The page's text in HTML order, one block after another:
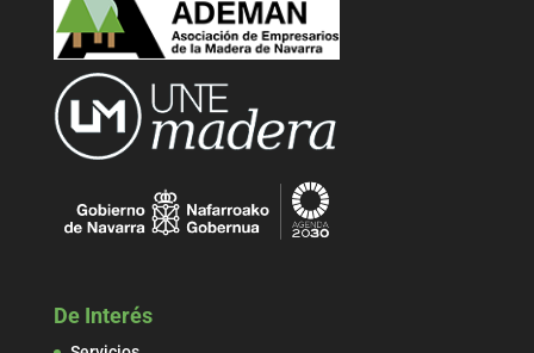
De Interés